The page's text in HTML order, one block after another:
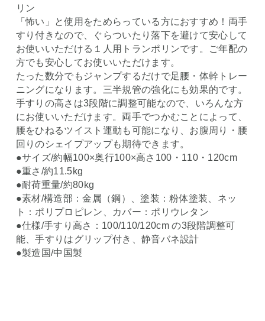
リン
「怖い」と使用をためらっている方におすすめ！両手
すり付きなので、ぐらついたり落下を避けて安心して
お使いいただける１人用トランポリンです。ご年配の
方でも安心してお使いいただけます。
たった数分でもジャンプするだけで足腰・体幹トレー
ニングになります。三半規管の強化にも効果的です。
手すりの高さは3段階に調整可能なので、いろんな方
にお使いいただけます。両手でつかむことによって、
腰をひねるツイスト運動も可能になり、お腹周り・腰
回りのシェイプアップも期待できます。
●サイズ/約幅100×奥行100×高さ100・110・120cm
●重さ/約11.5kg
●耐荷重量/約80kg
●素材/構造部：金属（鋼）、塗装：粉体塗装、ネッ
ト：ポリプロピレン、カバー：ポリウレタン
●仕様/手すり高さ：100/110/120cm の3段階調整可
能、手すりはグリップ付き、静音バネ設計
●製造国/中国製